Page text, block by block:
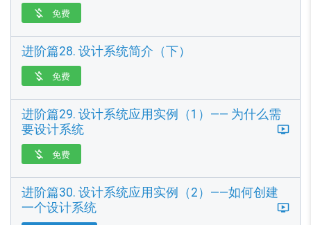
 免费
进阶篇28. 设计系统简介（下）
 免费
进阶篇29. 设计系统应用实例（1）—— 为什么需
要设计系统
 免费
进阶篇30. 设计系统应用实例（2）——如何创建
一个设计系统